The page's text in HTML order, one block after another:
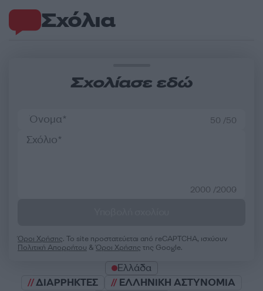
Σχόλια
Σχολίασε εδώ
50 /50
2000 /2000
Όροι Χρήσης. Το site προστατεύεται από reCAPTCHA, ισχύουν
Πολιτική Απορρήτου &Όροι Χρήσης της Google.
Ελλάδα
ΔΙΑΡΡΗΚΤΕΣ
ΕΛΛΗΝΙΚΗ ΑΣΤΥΝΟΜΙΑ